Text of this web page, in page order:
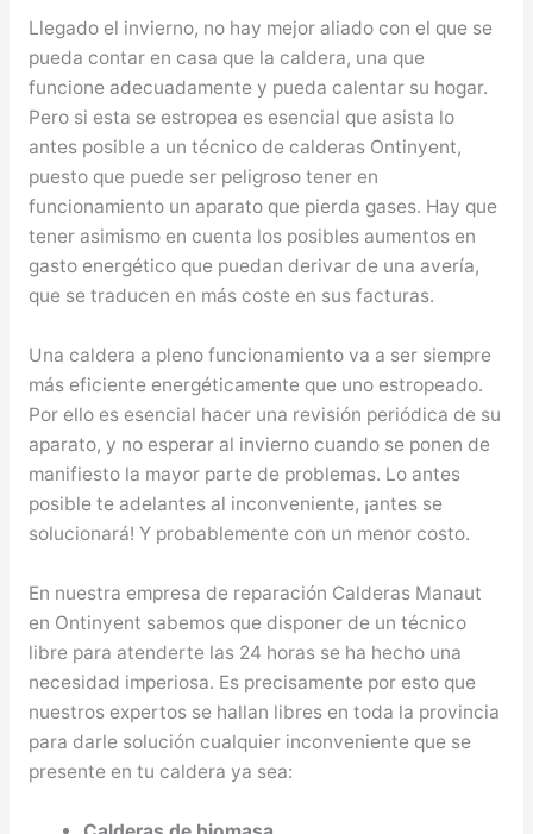
Llegado el invierno, no hay mejor aliado con el que se
pueda contar en casa que la caldera, una que
funcione adecuadamente y pueda calentar su hogar.
Pero si esta se estropea es esencial que asista lo
antes posible a un técnico de calderas Ontinyent,
puesto que puede ser peligroso tener en
funcionamiento un aparato que pierda gases. Hay que
tener asimismo en cuenta los posibles aumentos en
gasto energético que puedan derivar de una avería,
que se traducen en más coste en sus facturas.
Una caldera a pleno funcionamiento va a ser siempre
más eficiente energéticamente que uno estropeado.
Por ello es esencial hacer una revisión periódica de su
aparato, y no esperar al invierno cuando se ponen de
manifiesto la mayor parte de problemas. Lo antes
posible te adelantes al inconveniente, ¡antes se
solucionará! Y probablemente con un menor costo.
En nuestra empresa de reparación Calderas Manaut
en Ontinyent sabemos que disponer de un técnico
libre para atenderte las 24 horas se ha hecho una
necesidad imperiosa. Es precisamente por esto que
nuestros expertos se hallan libres en toda la provincia
para darle solución cualquier inconveniente que se
presente en tu caldera ya sea: